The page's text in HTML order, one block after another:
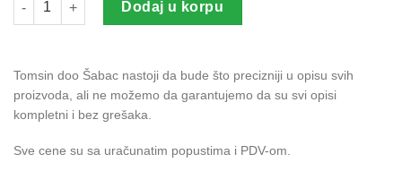
Dodaj u korpu
Tomsin doo Šabac nastoji da bude što precizniji u opisu svih
proizvoda, ali ne možemo da garantujemo da su svi opisi
kompletni i bez grešaka.
Sve cene su sa uračunatim popustima i PDV-om.